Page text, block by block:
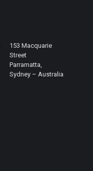
153 Macquarie
Street
Parramatta,
Sydney – Australia